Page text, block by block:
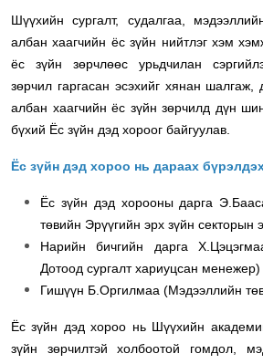
Шүүхийн сургалт, судалгаа,
албан хаагчийн ёс зүйн нийтлэг хэм
ёс зүйн зөрчлөөс урьдчилан
зөрчил гаргасан эсэхийг хянан шалгаж,
албан хаагчийн ёс зүйн зөрчилд дүн
бүхий Ёс зүйн дэд хороог байгуулав.
Ёс зүйн дэд хороо нь дараах
Ёс зүйн дэд хорооны дарга
төвийн Эрүүгийн эрх зүйн секторын
Нарийн бичгийн дарга
Дотоод сургалт хариуцсан менежер)
Гишүүн Б.Оргилмаа (Мэдээллийн
Ёс зүйн дэд хороо нь Шүүхийн
зүйн зөрчилтэй холбоотой гомдол,